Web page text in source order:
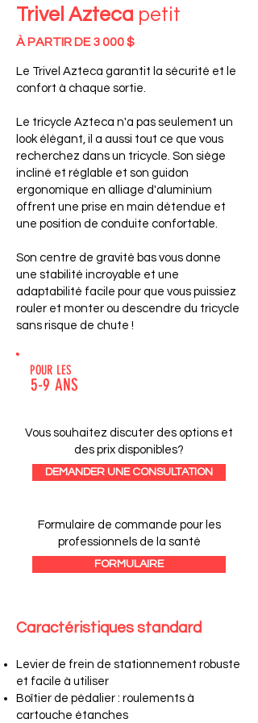
Trivel Azteca petit
À PARTIR DE 3 000 $
Le Trivel Azteca garantit la sécurité et le
confort à chaque sortie.
Le tricycle Azteca n'a pas seulement un
look élégant, il a aussi tout ce que vous
recherchez dans un tricycle. Son siège
incliné et réglable et son guidon
ergonomique en alliage d'aluminium
offrent une prise en main détendue et
une position de conduite confortable.
Son centre de gravité bas vous donne
une stabilité incroyable et une
adaptabilité facile pour que vous puissiez
rouler et monter ou descendre du tricycle
sans risque de chute !
5-9 ANS
POUR LES
Vous souhaitez discuter des options et
des prix disponibles?
DEMANDER UNE CONSULTATION
Formulaire de commande pour les
professionnels de la santé
FORMULAIRE
Caractéristiques standard
Levier de frein de stationnement robuste
et facile à utiliser
Boîtier de pédalier : roulements à
cartouche étanches